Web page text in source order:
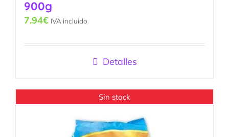
900g
7.94€ IVA incluido
Detalles
Sin stock